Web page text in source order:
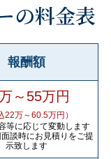
の料金表
報酬額
～55万円
22万～60.5万円）
等に応じて変動します
談時にお見積りをご提
示致します